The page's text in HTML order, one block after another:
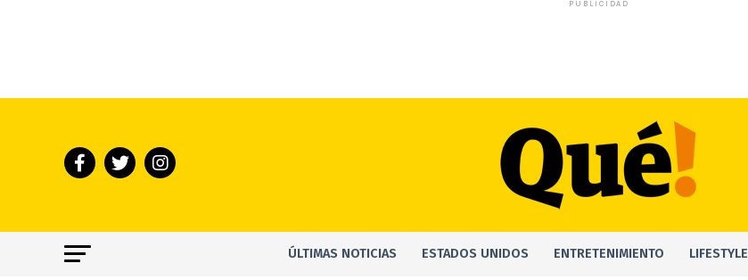
PUBLICIDAD
ÚLTIMAS NOTICIAS ESTADOS UNIDOS ENTRETENIMIENTO LIFESTYLE